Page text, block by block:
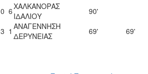
0 6ΧΑΛΚΑΝΟΡΑΣ
ΙΔΑΛΙΟΥ
90'
3 1 ΑΝΑΓΕΝΝΗΣΗ
ΔΕΡΥΝΕΙΑΣ
69' 69'